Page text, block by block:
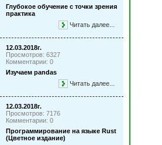
Глубокое обучение с точки зрения
практика
Читать далее...
12.03.2018г.
Просмотров: 6327
Комментарии: 0
Изучаем pandas
Читать далее...
12.03.2018г.
Просмотров: 7176
Комментарии: 0
Программирование на языке Rust
(Цветное издание)